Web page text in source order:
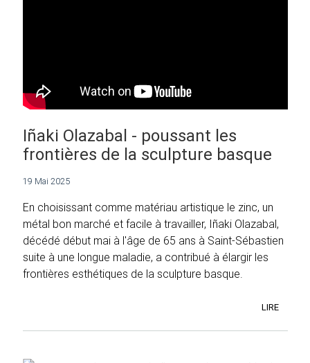
Iñaki Olazabal - poussant les
frontières de la sculpture basque
19 Mai 2025
En choisissant comme matériau artistique le zinc, un
métal bon marché et facile à travailler, Iñaki Olazabal,
décédé début mai à l'âge de 65 ans à Saint-Sébastien
suite à une longue maladie, a contribué à élargir les
frontières esthétiques de la sculpture basque.
LIRE